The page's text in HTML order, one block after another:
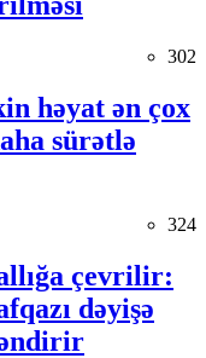
302
həyat ən çox
sürətlə
324
çevrilir:
dəyişə